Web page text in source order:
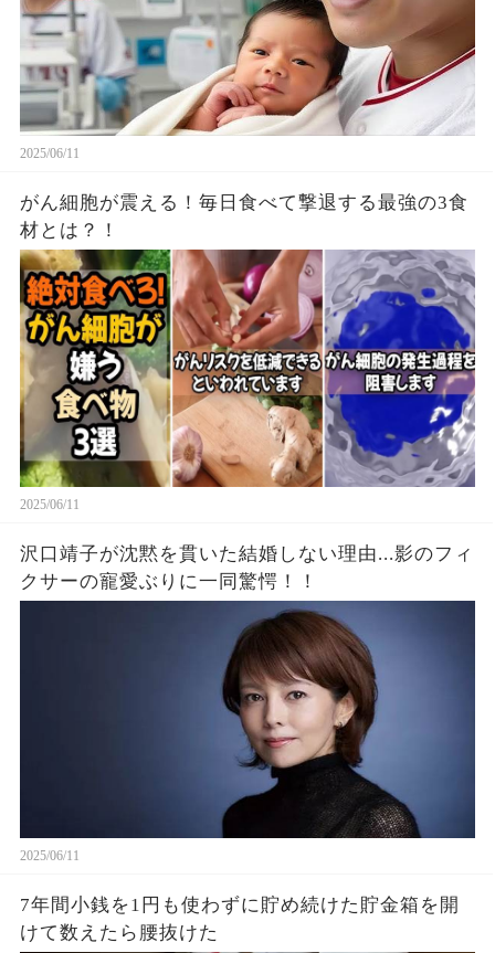
2025/06/11
がん細胞が震える！毎日食べて撃退する最強の3食
材とは？！
2025/06/11
沢口靖子が沈黙を貫いた結婚しない理由...影のフィ
クサーの寵愛ぶりに一同驚愕！！
2025/06/11
7年間小銭を1円も使わずに貯め続けた貯金箱を開
けて数えたら腰抜けた